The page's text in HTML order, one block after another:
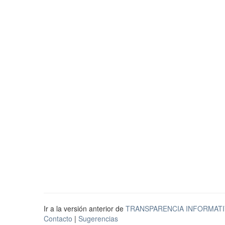
Ir a la versión anterior de TRANSPARENCIA
Contacto | Sugerencias